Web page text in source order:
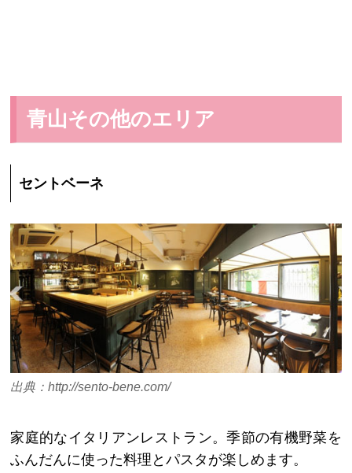
青山その他のエリア
セントベーネ
出典：http://sento-bene.com/
家庭的なイタリアンレストラン。季節の有機野菜を
ふんだんに使った料理とパスタが楽しめます。